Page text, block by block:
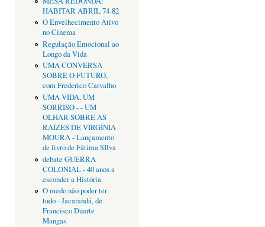
HABITAR ABRIL 74-82
O Envelhecimento Ativo
no Cinema
Regulação Emocional ao
Longo da Vida
UMA CONVERSA
SOBRE O FUTURO,
com Frederico Carvalho
UMA VIDA, UM
SORRISO - - UM
OLHAR SOBRE AS
RAÍZES DE VIRGÍNIA
MOURA - Lançamento
de livro de Fátima SIlva
debate GUERRA
COLONIAL - 40 anos a
esconder a História
O medo não poder ter
tudo - Jacarandá, de
Francisco Duarte
Mangas